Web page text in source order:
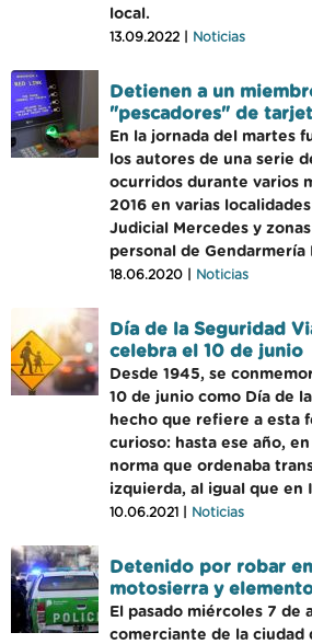
local.
13.09.2022 | Noticias
Detienen a un
"pescadores" de
En la jornada del martes
los autores de una serie
ocurridos durante varios
2016 en varias
Judicial Mercedes y
personal de Gendarmería
18.06.2020 | Noticias
Día de la Seguridad
celebra el 10 de junio
Desde 1945, se
10 de junio como Día de
hecho que refiere a esta
curioso: hasta ese año,
norma que ordenaba
izquierda, al igual que en
10.06.2021 | Noticias
Detenido por robar
motosierra y
El pasado miércoles 7 de
comerciante de la ciudad